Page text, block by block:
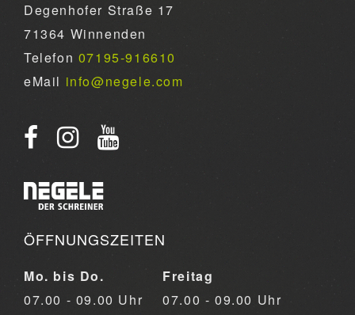
Degenhofer Straße 17
71364 Winnenden
Telefon 07195-916610
eMail info@negele.com
ÖFFNUNGSZEITEN
Mo. bis Do.
07.00 - 09.00 Uhr
Freitag
07.00 - 09.00 Uhr